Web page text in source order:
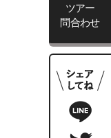
ツアー
問合わせ